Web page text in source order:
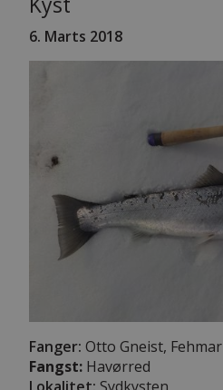
6. Marts 2018
Fanger: Otto Gneist,
Fangst: Havørred